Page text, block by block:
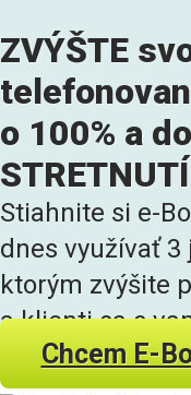
ZVÝŠTE
o 100% a
STRETNUTÍ
Stiahnite si e-
dnes využívať 3
ktorým zvýšite
a klienti sa s
Chcem E-